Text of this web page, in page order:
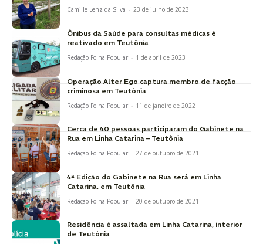
Camille Lenz da Silva - 23 de julho de 2023
Ônibus da Saúde para consultas médicas é
reativado em Teutônia
Redação Folha Popular - 1 de abril de 2023
Operação Alter Ego captura membro de facção
criminosa em Teutônia
Redação Folha Popular - 11 de janeiro de 2022
Cerca de 40 pessoas participaram do Gabinete na
Rua em Linha Catarina – Teutônia
Redação Folha Popular - 27 de outubro de 2021
4ª Edição do Gabinete na Rua será em Linha
Catarina, em Teutônia
Redação Folha Popular - 20 de outubro de 2021
Residência é assaltada em Linha Catarina, interior
de Teutônia